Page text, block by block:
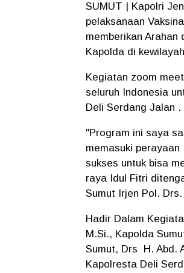
SUMUT | Kapolri
pelaksanaan
memberikan
Kapolda di
Kegiatan zoom
seluruh Indonesia
Deli Serdang Jalan
"Program ini saya
memasuki perayaan
sukses untuk bisa
raya Idul Fitri
Sumut Irjen Pol.
Hadir Dalam
M.Si., Kapolda
Sumut, Drs H. Abd.
Kapolresta Deli